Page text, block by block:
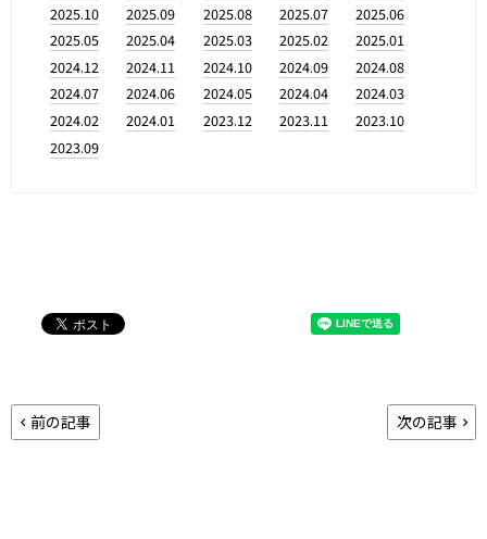
2025.10
2025.09 2025.08 2025.07
2025.06
2025.05
2025.04 2025.03 2025.02
2025.01
2024.12
2024.11 2024.10 2024.09
2024.08
2024.07
2024.06 2024.05 2024.04
2024.03
2024.02
2024.01 2023.12 2023.11
2023.10
2023.09
前の記事 次の記事